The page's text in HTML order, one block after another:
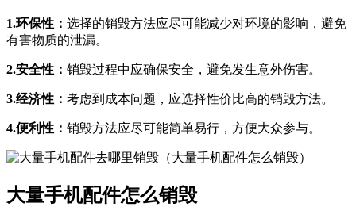
1.环保性： 选择的销毁方法应尽可能减少对环境的影响，避免
有害物质的泄漏。
2.安全性： 销毁过程中应确保安全，避免发生意外伤害。
3.经济性： 考虑到成本问题，应选择性价比高的销毁方法。
4.便利性： 销毁方法应尽可能简单易行，方便大众参与。
大量手机配件怎么销毁